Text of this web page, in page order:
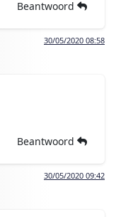
Beantwoord
30/05/2020 08:58
Beantwoord
30/05/2020 09:42